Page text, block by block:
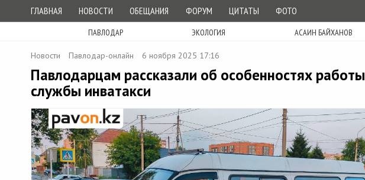
ГЛАВНАЯ НОВОСТИ ОБЕЩАНИЯ ФОРУМ ЦИТАТЫ ФОТО
ПАВЛОДАР ЭКОЛОГИЯ АСАИН БАЙХАНОВ
Новости Павлодар-онлайн 6 ноября 2025 17:16
Павлодарцам рассказали об особенностях работы
службы инватакси